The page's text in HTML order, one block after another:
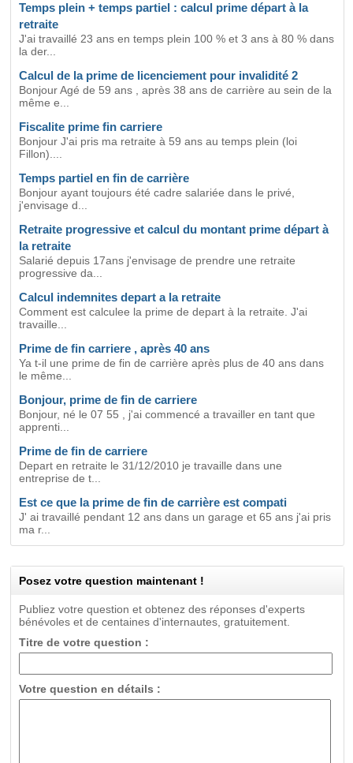
Temps plein + temps partiel : calcul prime départ à la
retraite
J'ai travaillé 23 ans en temps plein 100 % et 3 ans à 80 % dans
la der...
Calcul de la prime de licenciement pour invalidité 2
Bonjour Agé de 59 ans , après 38 ans de carrière au sein de la
même e...
Fiscalite prime fin carriere
Bonjour J'ai pris ma retraite à 59 ans au temps plein (loi
Fillon)....
Temps partiel en fin de carrière
Bonjour ayant toujours été cadre salariée dans le privé,
j'envisage d...
Retraite progressive et calcul du montant prime départ à
la retraite
Salarié depuis 17ans j'envisage de prendre une retraite
progressive da...
Calcul indemnites depart a la retraite
Comment est calculee la prime de depart à la retraite. J'ai
travaille...
Prime de fin carriere , après 40 ans
Ya t-il une prime de fin de carrière après plus de 40 ans dans
le même...
Bonjour, prime de fin de carriere
Bonjour, né le 07 55 , j'ai commencé a travailler en tant que
apprenti...
Prime de fin de carriere
Depart en retraite le 31/12/2010 je travaille dans une
entreprise de t...
Est ce que la prime de fin de carrière est compati
J' ai travaillé pendant 12 ans dans un garage et 65 ans j'ai pris
ma r...
Posez votre question maintenant !
Publiez votre question et obtenez des réponses d'experts
bénévoles et de centaines d'internautes, gratuitement.
Titre de votre question :
Votre question en détails :